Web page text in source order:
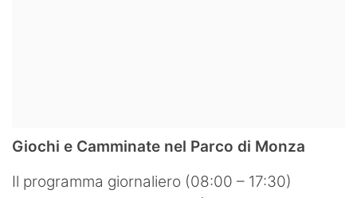
Giochi e Camminate nel Parco di Monza
Il programma giornaliero (08:00 – 17:30)